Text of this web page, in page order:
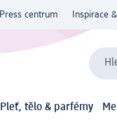
Press centrum Inspirace
Pleť, tělo & parfémy